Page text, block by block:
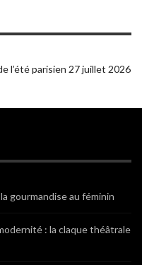
l’été parisien 27 juillet 2026
gourmandise au féminin
: la claque théâtrale